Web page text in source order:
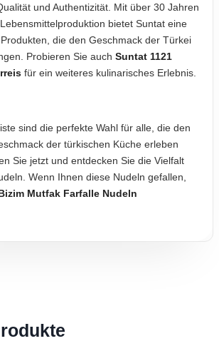
Sie die Angaben auf der jeweiligen
diese sind verbindlich.
und Authentizität. Mit über 30 Jahren
bietet Suntat eine
die den Geschmack der Türkei
Probieren Sie auch Suntat 1121
für ein weiteres kulinarisches Erlebnis.
sind die perfekte Wahl für alle, die den
der türkischen Küche erleben
Sie jetzt und entdecken Sie die Vielfalt
Wenn Ihnen diese Nudeln gefallen,
Mutfak Farfalle Nudeln